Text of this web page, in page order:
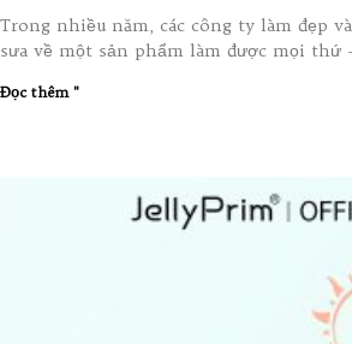
Trong nhiều năm, các công ty làm đẹp
sưa về một sản phẩm làm được mọi thứ
Đọc thêm "